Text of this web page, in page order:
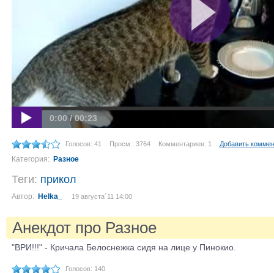
0:00 / 00:23
Голосов: 41 Просм.: 3764 Комментариев: 1 Добавить
Категория: Разное
Теги: прикол
Автор: Helka_ 19 августа´11 14:00
Анекдот про Разное
"ВРИ!!!" - Кричала Белоснежка сидя на лице у Пинокио.
Голосов: 140